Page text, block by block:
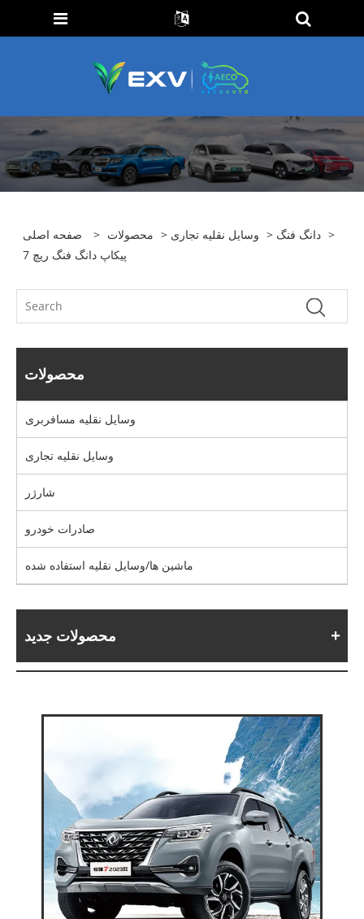
صفحه اصلی > محصولات > وسایل نقلیه تجاری > دانگ فنگ >
پیکاپ دانگ فنگ ریچ 7
محصولات
وسایل نقلیه مسافربری
وسایل نقلیه تجاری
شارژر
صادرات خودرو
ماشین ها/وسایل نقلیه استفاده شده
محصولات جدید